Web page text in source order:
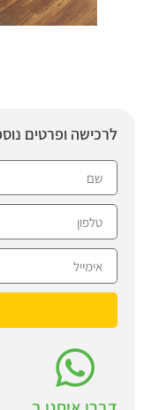
לרכישה ופרטים